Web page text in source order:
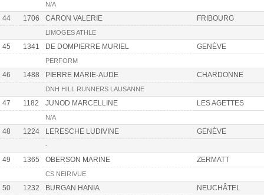
N/A
44 1706 CARON VALERIE FRIBOURG
LIMOGES ATHLE
45 1341 DE DOMPIERRE MURIEL GENÈVE
PERFORM
46 1488 PIERRE MARIE-AUDE CHARDONNE
DNH HILL RUNNERS LAUSANNE
47 1182 JUNOD MARCELLINE LES AGETTES
N/A
48 1224 LERESCHE LUDIVINE GENÈVE
-
49 1365 OBERSON MARINE ZERMATT
CS NEIRIVUE
50 1232 BURGAN HANIA NEUCHÂTEL